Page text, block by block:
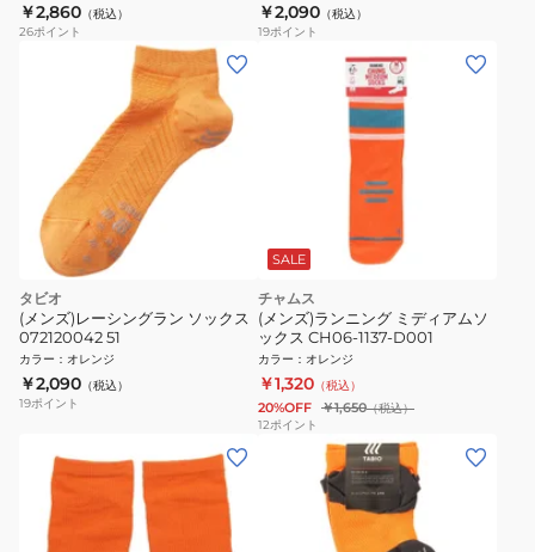
￥2,860 （税込）
26ポイント
￥2,090 （税込）
19ポイント
タビオ
(メンズ)レーシングラン ソックス
072120042 51
カラー ： オレンジ
￥2,090 （税込）
19ポイント
SALE
チャムス
(メンズ)ランニング ミディアムソ
ックス CH06-1137-D001
カラー ： オレンジ
￥1,320 （税込）
20%OFF ￥1,650（税込）
12ポイント